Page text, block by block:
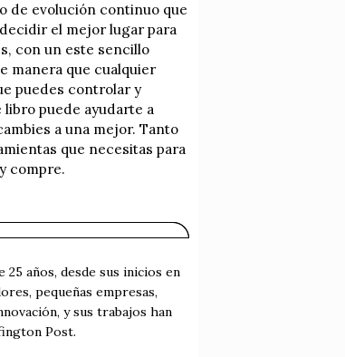
de evolución continuo que
el mejor lugar para
con un este sencillo
manera que cualquier
puedes controlar y
puede ayudarte a
a una mejor. Tanto
que necesitas para
compre.
años, desde sus inicios en
pequeñas empresas,
y sus trabajos han
Post.